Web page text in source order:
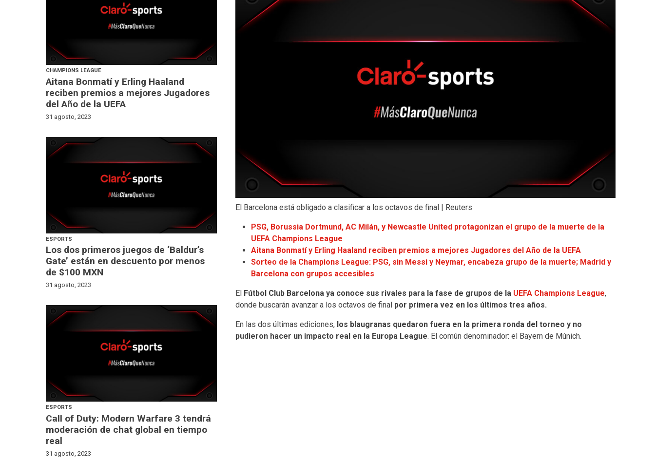
CHAMPIONS LEAGUE
Aitana Bonmatí y Erling Haaland
reciben premios a mejores Jugadores
del Año de la UEFA
31 agosto, 2023
ESPORTS
Los dos primeros juegos de ‘Baldur’s
Gate’ están en descuento por menos
de $100 MXN
31 agosto, 2023
ESPORTS
Call of Duty: Modern Warfare 3 tendrá
moderación de chat global en tiempo
real
31 agosto, 2023
El Barcelona está obligado a clasificar a los octavos de final | Reuters
PSG, Borussia Dortmund, AC Milán, y Newcastle United protagonizan el grupo de la muerte de la
UEFA Champions League
Aitana Bonmatí y Erling Haaland reciben premios a mejores Jugadores del Año de la UEFA
Sorteo de la Champions League: PSG, sin Messi y Neymar, encabeza grupo de la muerte; Madrid y
Barcelona con grupos accesibles
El Fútbol Club Barcelona ya conoce sus rivales para la fase de grupos de laUEFA Champions League,
donde buscarán avanzar a los octavos de final por primera vez en los últimos tres años.
En las dos últimas ediciones, los blaugranas quedaron fuera en la primera ronda del torneo y no
pudieron hacer un impacto real en la Europa League. El común denominador: el Bayern de Múnich.